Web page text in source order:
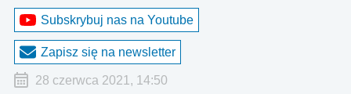
Subskrybuj nas na Youtube
Zapisz się na newsletter
28 czerwca 2021, 14:50